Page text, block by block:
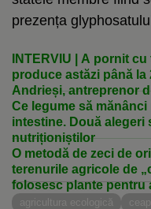
prezența
INTERVIU | A pornit
produce astăzi până la
Andrieși, antreprenor
vinzi, ai o problemă”
Ce legume să
intestine. Două alegeri
nutriționiștilor
O metodă de zeci de
terenurile agricole de
folosesc plante pentru
agricultura ecologică